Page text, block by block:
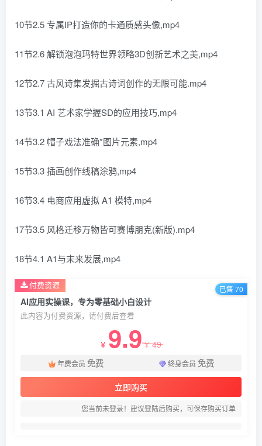
10节2.5 专属IP打造你的卡通质感头像,mp4
11节2.6 解锁泡泡玛特世界领略3D创新艺术之美,mp4
12节2.7 古风诗集发掘古诗词创作的无限可能.mp4
13节3.1 AI 艺术家学握SD的应用技巧,mp4
14节3.2 帽子戏法准确*图片元素,mp4
15节3.3 插画创作线稿涂鸦,mp4
16节3.4 电商应用虚拟 A1 模特,mp4
17节3.5 风格迁移万物皆可赛博朋克(新版).mp4
18节4.1 A1与末来发展,mp4
AI应用实操课，专为零基础小白设计
此内容为付费资源，请付费后查看
￥ 9.9￥49
年费会员 免费 终身会员 免费
立即购买
您当前未登录！建议登陆后购买，可保存购买订单
付费资源 已售 70